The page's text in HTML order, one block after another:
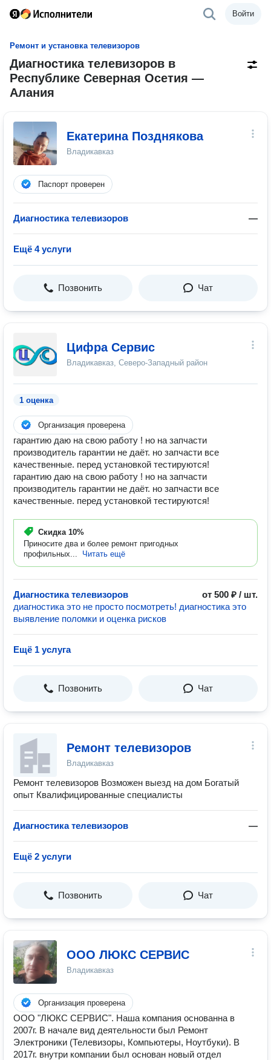
Войти
Ремонт и установка телевизоров
Диагностика телевизоров в
Республике Северная Осетия —
Алания
Екатерина Позднякова
Владикавказ
Паспорт проверен
Диагностика телевизоров —
Ещё 4 услуги
Позвонить Чат
Цифра Сервис
Владикавказ, Северо-Западный район
1 оценка
Организация проверена
гарантию даю на свою работу ! но на запчасти
производитель гарантии не даёт. но запчасти все
качественные. перед установкой тестируются!
гарантию даю на свою работу ! но на запчасти
производитель гарантии не даёт. но запчасти все
качественные. перед установкой тестируются!
Скидка 10%
Приносите два и более ремонт пригодных
профильных...
Читать ещё
Диагностика телевизоров
от 500 ₽ / шт.
диагностика это не просто посмотреть! диагностика это
выявление поломки и оценка рисков
Ещё 1 услуга
Позвонить Чат
Ремонт телевизоров
Владикавказ
Ремонт телевизоров Возможен выезд на дом Богатый
опыт Квалифицированные специалисты
Диагностика телевизоров —
Ещё 2 услуги
Позвонить Чат
ООО ЛЮКС СЕРВИС
Владикавказ
Организация проверена
ООО "ЛЮКС СЕРВИС". Наша компания основанна в
2007г. В начале вид деятельности был Ремонт
Электроники (Телевизоры, Компьютеры, Ноутбуки). В
2017г. внутри компании был основан новый отдел